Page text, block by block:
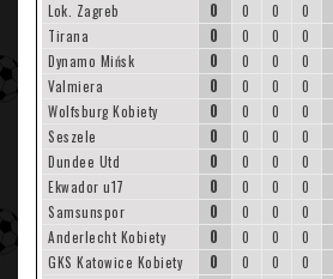
Lok. Zagreb 0 0 0 0
Tirana 0 0 0 0
Dynamo Mińsk 0 0 0 0
Valmiera 0 0 0 0
Wolfsburg Kobiety 0 0 0 0
Seszele 0 0 0 0
Dundee Utd 0 0 0 0
Ekwador u17 0 0 0 0
Samsunspor 0 0 0 0
Anderlecht Kobiety 0 0 0 0
GKS Katowice Kobiety 0 0 0 0